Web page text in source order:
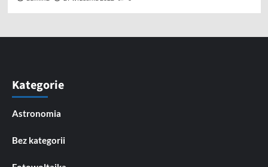
Kategorie
Astronomia
Bez kategorii